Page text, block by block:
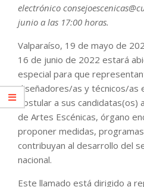
electrónico
junio a las 17:00 horas.
Valparaíso, 19 de mayo de
16 de junio de 2022 estará
especial para que
diseñadores/as y técnicos/as
postular a sus candidatas(os)
de Artes Escénicas, órgano
proponer medidas,
contribuyan al desarrollo del
nacional.
Este llamado está dirigido a